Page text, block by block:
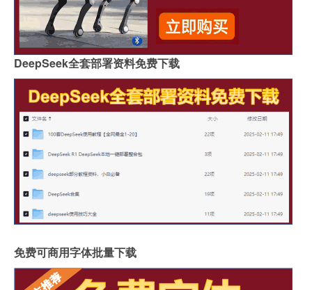
DeepSeek全套部署资料免费下载
免费可商用字体批量下载